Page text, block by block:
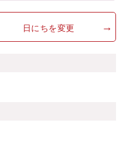
日にちを変更